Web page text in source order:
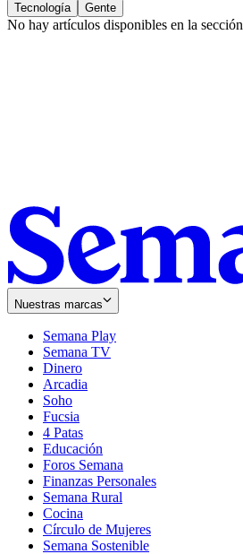
Tecnología
Gente
No hay artículos disponibles en la sección
Nuestras marcas
Semana Play
Semana TV
Dinero
Arcadia
Soho
in
new
window
Fucsia
in
new
window
4 Patas
Educación
Foros Semana
Finanzas Personales
Semana Rural
Cocina
Círculo de Mujeres
Semana Sostenible